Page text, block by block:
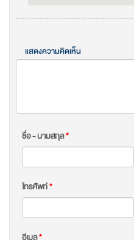
แสดงความคิดเห็น
ชื่อ - นามสกุล*
โทรศัพท์*
อีเมล*